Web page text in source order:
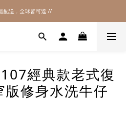
2026SS SALE
配送，全球皆可達 //
經典款老式復
修身水洗牛仔